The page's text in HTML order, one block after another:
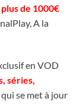
de 1000€
A la
en VOD
séries,
se met à jour